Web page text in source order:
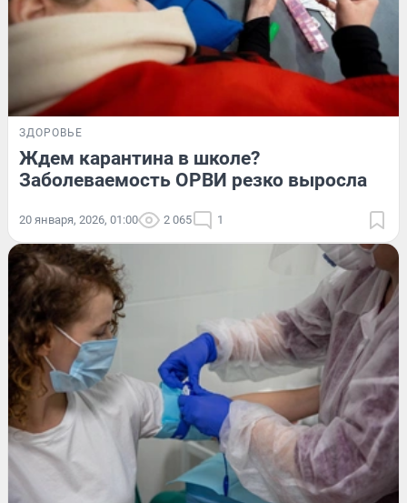
ЗДОРОВЬЕ
Ждем карантина в школе?
Заболеваемость ОРВИ резко выросла
20 января, 2026, 01:00 2 065 1